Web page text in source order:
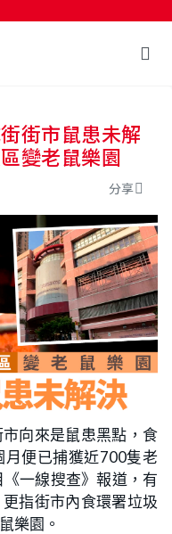
尋 街市鼠患未解
變老鼠樂園
分享
向來是鼠患黑點，食
便已捕獲近700隻老
一線搜查》報道，有
指街市內食環署垃圾
樂園。